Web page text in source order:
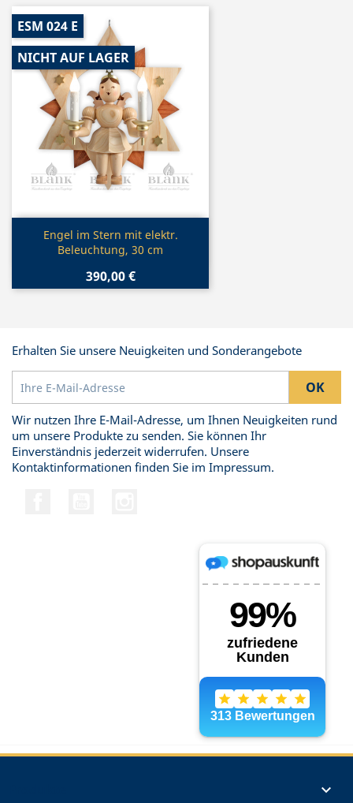
 Vorschau
Engel im Stern mit elektr.
Beleuchtung, 30 cm
390,00 €
ESM 024 E
NICHT AUF LAGER
Erhalten Sie unsere Neuigkeiten und Sonderangebote
Wir nutzen Ihre E-Mail-Adresse, um Ihnen Neuigkeiten rund
um unsere Produkte zu senden. Sie können Ihr
Einverständnis jederzeit widerrufen. Unsere
Kontaktinformationen finden Sie im Impressum.
